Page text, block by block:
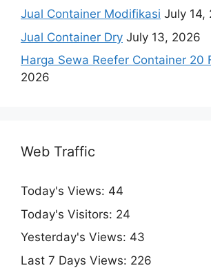
Jual Container Modifikasi July 14,
Jual Container Dry July 13, 2026
Harga Sewa Reefer Container 20
2026
Web Traffic
Today's Views: 44
Today's Visitors: 24
Yesterday's Views: 43
Last 7 Days Views: 226